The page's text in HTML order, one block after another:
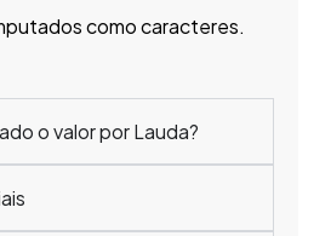
como caracteres.
o valor por Lauda?